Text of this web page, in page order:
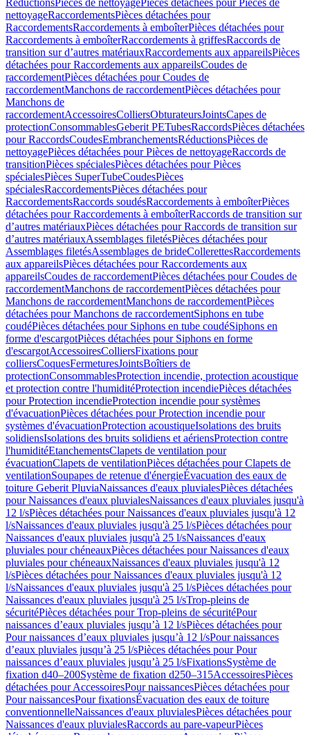
RéductionsPièces de nettoyagePièces détachées pour Pièces de
nettoyageRaccordementsPièces détachées pour
RaccordementsRaccordements à emboîterPièces détachées pour
Raccordements à emboîterRaccordements à griffesRaccords de
transition sur d’autres matériauxRaccordements aux appareilsPièces
détachées pour Raccordements aux appareilsCoudes de
raccordementPièces détachées pour Coudes de
raccordementManchons de raccordementPièces détachées pour
Manchons de
raccordementAccessoiresColliersObturateursJointsCapes de
protectionConsommablesGeberit PETubesRaccordsPièces détachées
pour RaccordsCoudesEmbranchementsRéductionsPièces de
nettoyagePièces détachées pour Pièces de nettoyageRaccords de
transitionPièces spécialesPièces détachées pour Pièces
spécialesPièces SuperTubeCoudesPièces
spécialesRaccordementsPièces détachées pour
RaccordementsRaccords soudésRaccordements à emboîterPièces
détachées pour Raccordements à emboîterRaccords de transition sur
d’autres matériauxPièces détachées pour Raccords de transition sur
d’autres matériauxAssemblages filetésPièces détachées pour
Assemblages filetésAssemblages de brideCollerettesRaccordements
aux appareilsPièces détachées pour Raccordements aux
appareilsCoudes de raccordementPièces détachées pour Coudes de
raccordementManchons de raccordementPièces détachées pour
Manchons de raccordementManchons de raccordementPièces
détachées pour Manchons de raccordementSiphons en tube
coudéPièces détachées pour Siphons en tube coudéSiphons en
forme d'escargotPièces détachées pour Siphons en forme
d'escargotAccessoiresColliersFixations pour
colliersCoquesFermeturesJointsBoîtiers de
protectionConsommablesProtection incendie, protection acoustique
et protection contre l'humiditéProtection incendiePièces détachées
pour Protection incendieProtection incendie pour systèmes
d'évacuationPièces détachées pour Protection incendie pour
systèmes d'évacuationProtection acoustiqueIsolations des bruits
solidiensIsolations des bruits solidiens et aériensProtection contre
l'humiditéEtanchementsClapets de ventilation pour
évacuationClapets de ventilationPièces détachées pour Clapets de
ventilationSoupapes de retenue d'énergieÉvacuation des eaux de
toiture Geberit PluviaNaissances d'eaux pluvialesPièces détachées
pour Naissances d'eaux pluvialesNaissances d'eaux pluviales jusqu'à
12 l/sPièces détachées pour Naissances d'eaux pluviales jusqu'à 12
l/sNaissances d'eaux pluviales jusqu'à 25 l/sPièces détachées pour
Naissances d'eaux pluviales jusqu'à 25 l/sNaissances d'eaux
pluviales pour chéneauxPièces détachées pour Naissances d'eaux
pluviales pour chéneauxNaissances d'eaux pluviales jusqu'à 12
l/sPièces détachées pour Naissances d'eaux pluviales jusqu'à 12
l/sNaissances d'eaux pluviales jusqu'à 25 l/sPièces détachées pour
Naissances d'eaux pluviales jusqu'à 25 l/sTrop-pleins de
sécuritéPièces détachées pour Trop-pleins de sécuritéPour
naissances d’eaux pluviales jusqu’à 12 l/sPièces détachées pour
Pour naissances d’eaux pluviales jusqu’à 12 l/sPour naissances
d’eaux pluviales jusqu’à 25 l/sPièces détachées pour Pour
naissances d’eaux pluviales jusqu’à 25 l/sFixationsSystème de
fixation d40–200Système de fixation d250–315AccessoiresPièces
détachées pour AccessoiresPour naissancesPièces détachées pour
Pour naissancesPour fixationsÉvacuation des eaux de toiture
conventionnelleNaissances d'eaux pluvialesPièces détachées pour
Naissances d'eaux pluvialesRaccords au pare-vapeurPièces